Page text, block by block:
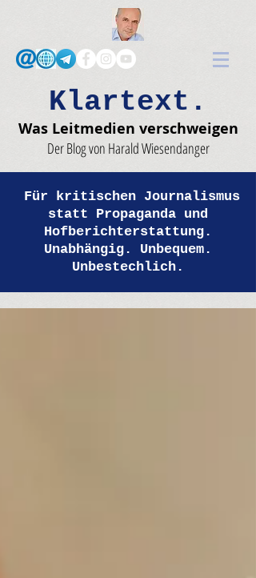
Klartext.
Was Leitmedien verschweigen
Der Blog von Harald Wiesendanger
Für kritischen Journalismus
statt Propaganda und
Hofberichterstattung.
Unabhängig. Unbequem.
Unbestechlich.